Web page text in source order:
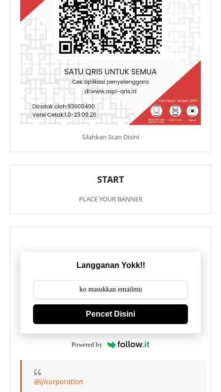
Silahkan Scan Disini
START
PLACE YOUR BANNER
Langganan Yokk!!
Pencet Disini
Powered by
@ljlcorporation